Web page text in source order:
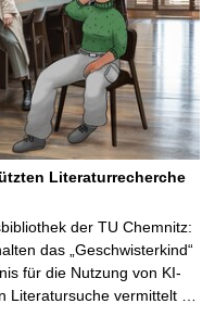
Literaturrecherche
der TU Chemnitz:
das „Geschwisterkind“
für die Nutzung von KI-
Literatursuche vermittelt …